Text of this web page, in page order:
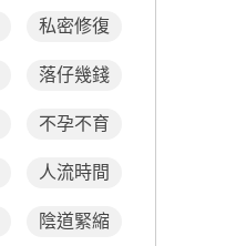
私密修復
落仔幾錢
不孕不育
人流時間
陰道緊縮